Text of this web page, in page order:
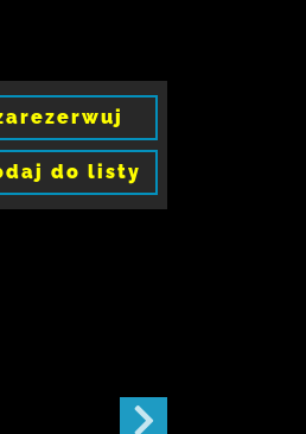
do listy